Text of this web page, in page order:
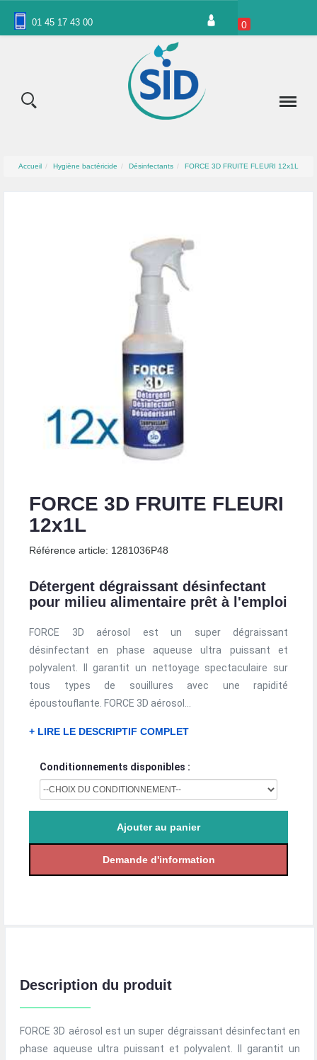
01 45 17 43 00 0
Accueil Hygiène bactéricide Désinfectants FORCE 3D FRUITE FLEURI 12x1L
FORCE 3D FRUITE FLEURI
12x1L
Référence article: 1281036P48
Détergent dégraissant désinfectant
pour milieu alimentaire prêt à l'emploi
FORCE 3D aérosol est un super dégraissant
désinfectant en phase aqueuse ultra puissant et
polyvalent. Il garantit un nettoyage spectaculaire sur
tous types de souillures avec une rapidité
époustouflante. FORCE 3D aérosol...
+ LIRE LE DESCRIPTIF COMPLET
Conditionnements disponibles :
Description du produit
FORCE 3D aérosol est un super dégraissant désinfectant en
phase aqueuse ultra puissant et polyvalent. Il garantit un